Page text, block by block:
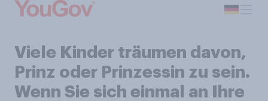
Viele Kinder träumen davon,
Prinz oder Prinzessin zu sein.
Wenn Sie sich einmal an Ihre